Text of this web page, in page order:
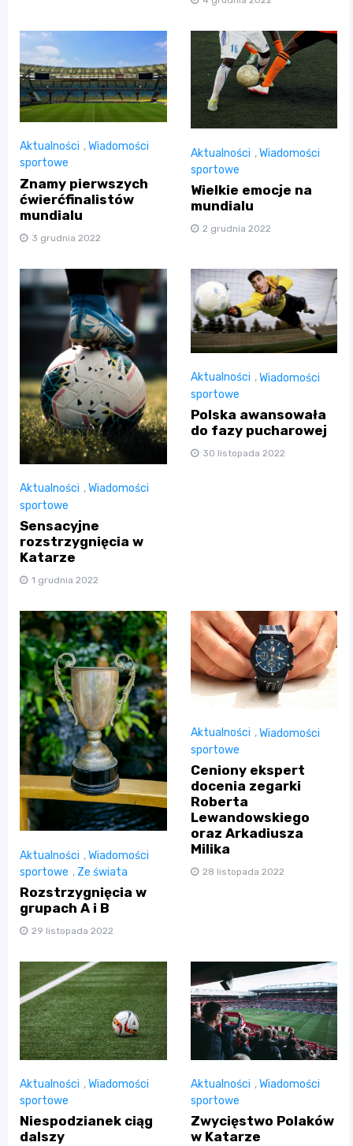
Aktualności ,Wiadomości
sportowe
Znamy pierwszych
ćwierćfinalistów
mundialu
3 grudnia 2022
Aktualności ,Wiadomości
sportowe
Wielkie emocje na
mundialu
2 grudnia 2022
Aktualności ,Wiadomości
sportowe
Sensacyjne
rozstrzygnięcia w
Katarze
1 grudnia 2022
Aktualności ,Wiadomości
sportowe
Polska awansowała
do fazy pucharowej
30 listopada 2022
Aktualności ,Wiadomości
sportowe , Ze świata
Rozstrzygnięcia w
grupach A i B
29 listopada 2022
Aktualności ,Wiadomości
sportowe
Ceniony ekspert
docenia zegarki
Roberta
Lewandowskiego
oraz Arkadiusza
Milika
28 listopada 2022
Aktualności ,Wiadomości
sportowe
Niespodzianek ciąg
dalszy
Aktualności ,Wiadomości
sportowe
Zwycięstwo Polaków
w Katarze